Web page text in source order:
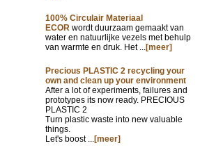
100% Circulair Materiaal
ECOR wordt duurzaam gemaakt van
water en natuurlijke vezels met behulp
van warmte en druk. Het ...[meer]
Precious PLASTIC 2 recycling your
own and clean up your environment
After a lot of experiments, failures and
prototypes its now ready. PRECIOUS
PLASTIC 2
Turn plastic waste into new valuable
things.
Let's boost ...[meer]